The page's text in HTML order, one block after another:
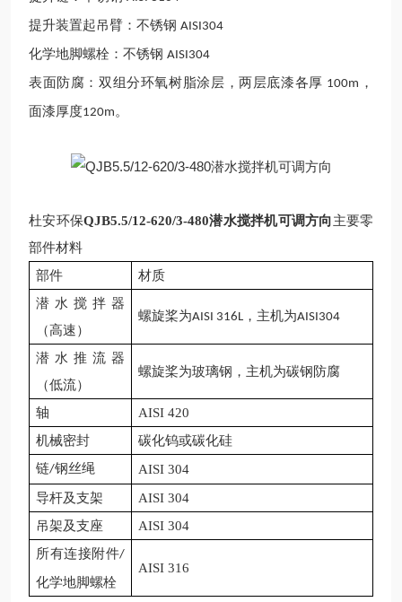
提升装置起吊臂：不锈钢 AISI304
化学地脚螺栓：不锈钢 AISI304
表面防腐：双组分环氧树脂涂层，两层底漆各厚 100m ，
面漆厚度120m 。
杜安环保QJB5.5/12-620/3-480潜水搅拌机可调方向主要零
部件材料
部件
材质
潜水搅拌器
（高速）
螺旋桨为AISI 316L ，主机为AISI304
潜水推流器
（低流）
螺旋桨为玻璃钢，主机为碳钢防腐
轴 AISI 420
机械密封
碳化钨或碳化硅
链/钢丝绳 AISI 304
导杆及支架
AISI 304
吊架及支座
AISI 304
所有连接附件/
化学地脚螺栓
AISI 316